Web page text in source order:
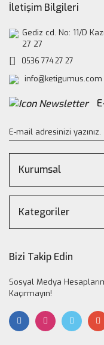
İletişim Bilgileri
Gediz cd. No: 11/D
27 27
0536 774 27 27
info@ketigumus.com
Kurumsal
Kategoriler
Bizi Takip Edin
Sosyal Medya
Kaçırmayın!